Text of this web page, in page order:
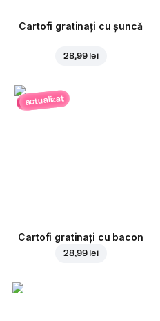
Cartofi gratinați cu șuncă
28,99 lei
actualizat
Cartofi gratinați cu bacon
28,99 lei